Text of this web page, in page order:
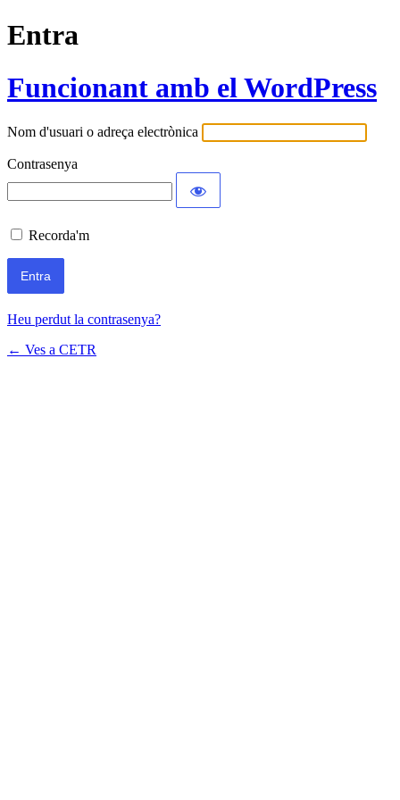
Entra
Funcionant amb el WordPress
Nom d'usuari o adreça electrònica
Contrasenya
Recorda'm
Heu perdut la contrasenya?
← Ves a CETR